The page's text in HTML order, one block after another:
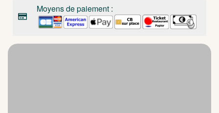
Moyens de paiement :